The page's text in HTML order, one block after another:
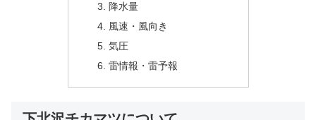
降水量
風速・風向き
気圧
雷情報・雷予報